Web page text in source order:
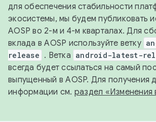
для обеспечения стабильности
экосистемы, мы будем публиковать
AOSP во 2-м и 4-м кварталах. Для
вклада в AOSP используйте ветку
release . Ветка android-latest-
всегда будет ссылаться на самый
выпущенный в AOSP. Для получения
информации см. раздел «Изменения